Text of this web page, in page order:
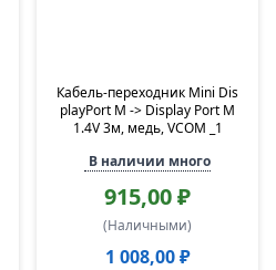
Кабель-переходник Mini Dis
playPort M -> Display Port M
1.4V 3м, медь, VCOM _1
В наличии много
915,00 ₽
(Наличными)
1 008,00 ₽